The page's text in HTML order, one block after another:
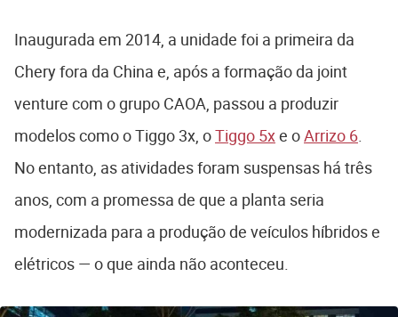
Inaugurada em 2014, a unidade foi a primeira da
Chery fora da China e, após a formação da joint
venture com o grupo CAOA, passou a produzir
modelos como o Tiggo 3x, oTiggo 5xe oArrizo 6
No entanto, as atividades foram suspensas há três
anos, com a promessa de que a planta seria
modernizada para a produção de veículos híbridos e
elétricos — o que ainda não aconteceu.